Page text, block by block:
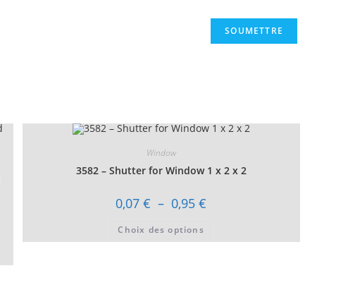
Window
3582 – Shutter for Window 1 x 2 x 2
0,07€ – 0,95€
à
Choix des options
a